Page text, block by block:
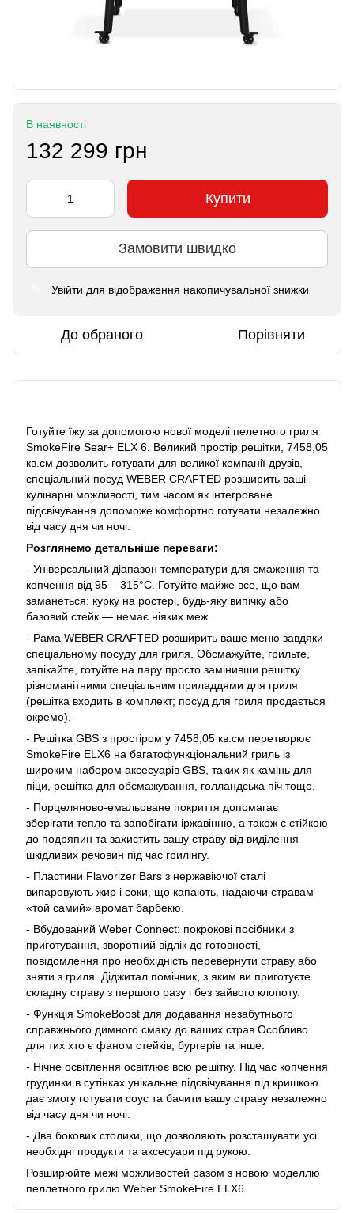
В наявності
132 299 грн
Купити
Замовити швидко
Увійти для відображення накопичувальної знижки
До обраного Порівняти
Готуйте їжу за допомогою нової моделі пелетного гриля
SmokeFire Sear+ ELX 6. Великий простір решітки, 7458,05
кв.см дозволить готувати для великої компанії друзів,
спеціальний посуд WEBER CRAFTED розширить ваші
кулінарні можливості, тим часом як інтегроване
підсвічування допоможе комфортно готувати незалежно
від часу дня чи ночі.
Розглянемо детальніше переваги:
- Універсальний діапазон температури для смаження та
копчення від 95 – 315°C. Готуйте майже все, що вам
заманеться: курку на ростері, будь-яку випічку або
базовий стейк — немає ніяких меж.
- Рама WEBER CRAFTED розширить ваше меню завдяки
спеціальному посуду для гриля. Обсмажуйте, грильте,
запікайте, готуйте на пару просто замінивши решітку
різноманітними спеціальним приладдями для гриля
(решітка входить в комплект; посуд для гриля продається
окремо).
- Решітка GBS з простіром у 7458,05 кв.см перетворює
SmokeFire ELX6 на багатофункціональний гриль із
широким набором аксесуарів GBS, таких як камінь для
піци, решітка для обсмажування, голландська піч тощо.
- Порцеляново-емальоване покриття допомагає
зберігати тепло та запобігати іржавінню, а також є стійкою
до подряпин та захистить вашу страву від виділення
шкідливих речовин під час грилінгу.
- Пластини Flavorizer Bars з нержавіючої сталі
випаровують жир і соки, що капають, надаючи стравам
«той самий» аромат барбекю.
- Вбудований Weber Connect: покрокові посібники з
приготування, зворотний відлік до готовності,
повідомлення про необхідність перевернути страву або
зняти з гриля. Діджитал помічник, з яким ви приготуєте
складну страву з першого разу і без зайвого клопоту.
- Функція SmokeBoost для додавання незабутнього
справжнього димного смаку до ваших страв.Особливо
для тих хто є фаном стейків, бургерів та інше.
- Нічне освітлення освітлює всю решітку. Під час копчення
грудинки в сутінках унікальне підсвічування під кришкою
дає змогу готувати соус та бачити вашу страву незалежно
від часу дня чи ночі.
- Два бокових столики, що дозволяють розсташувати усі
необхідні продукти та аксесуари під рукою.
Розширюйте межі можливостей разом з новою моделлю
пеллетного грилю Weber SmokeFire ELX6.